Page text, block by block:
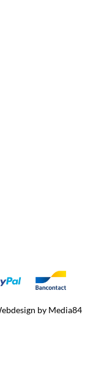
by Media84